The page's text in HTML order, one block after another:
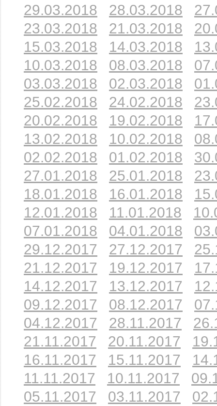
29.03.2018
28.03.2018
23.03.2018
21.03.2018
15.03.2018
14.03.2018
10.03.2018
08.03.2018
03.03.2018
02.03.2018
25.02.2018
24.02.2018
20.02.2018
19.02.2018
13.02.2018
10.02.2018
02.02.2018
01.02.2018
27.01.2018
25.01.2018
18.01.2018
16.01.2018
12.01.2018
11.01.2018
07.01.2018
04.01.2018
29.12.2017
27.12.2017
21.12.2017
19.12.2017
14.12.2017
13.12.2017
09.12.2017
08.12.2017
04.12.2017
28.11.2017
21.11.2017
20.11.2017
16.11.2017
15.11.2017
11.11.2017
10.11.2017
05.11.2017
03.11.2017